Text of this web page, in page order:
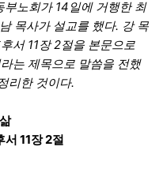
노회가 14일에 거행한 최
목사가 설교를 했다. 강 목
서 11장 2절을 본문으로
는 제목으로 말씀을 전했
리한 것이다.
11장 2절